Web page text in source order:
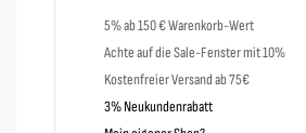
5% ab 150 € Warenkorb-Wert
Achte auf die Sale-Fenster mit 10%
Kostenfreier Versand ab 75€
3% Neukundenrabatt